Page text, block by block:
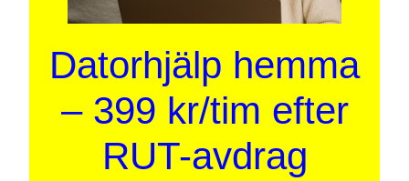
Datorhjälp hemma
– 399 kr/tim efter
RUT-avdrag